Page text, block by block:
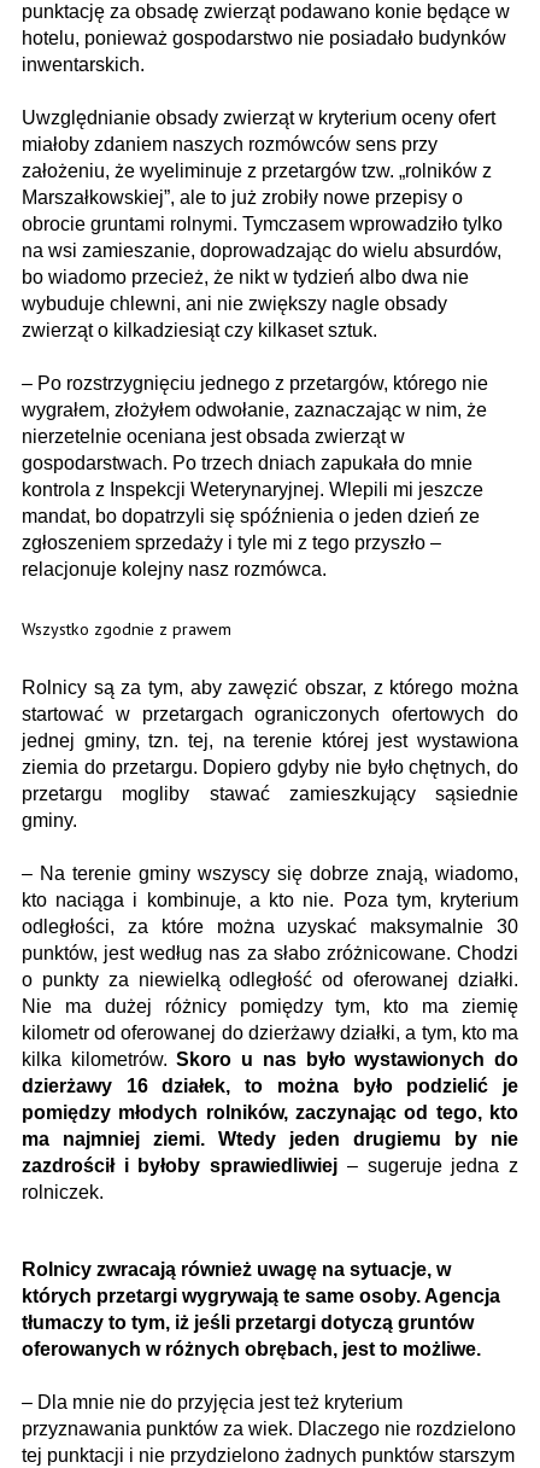
punktację za obsadę zwierząt podawano konie będące w
hotelu, ponieważ gospodarstwo nie posiadało budynków
inwentarskich.
Uwzględnianie obsady zwierząt w kryterium oceny ofert
miałoby zdaniem naszych rozmówców sens przy
założeniu, że wyeliminuje z przetargów tzw. „rolników z
Marszałkowskiej”, ale to już zrobiły nowe przepisy o
obrocie gruntami rolnymi. Tymczasem wprowadziło tylko
na wsi zamieszanie, doprowadzając do wielu absurdów,
bo wiadomo przecież, że nikt w tydzień albo dwa nie
wybuduje chlewni, ani nie zwiększy nagle obsady
zwierząt o kilkadziesiąt czy kilkaset sztuk.
– Po rozstrzygnięciu jednego z przetargów, którego nie
wygrałem, złożyłem odwołanie, zaznaczając w nim, że
nierzetelnie oceniana jest obsada zwierząt w
gospodarstwach. Po trzech dniach zapukała do mnie
kontrola z Inspekcji Weterynaryjnej. Wlepili mi jeszcze
mandat, bo dopatrzyli się spóźnienia o jeden dzień ze
zgłoszeniem sprzedaży i tyle mi z tego przyszło –
relacjonuje kolejny nasz rozmówca.
Wszystko zgodnie z prawem
Rolnicy są za tym, aby zawęzić obszar, z którego można
startować w przetargach ograniczonych ofertowych do
jednej gminy, tzn. tej, na terenie której jest wystawiona
ziemia do przetargu. Dopiero gdyby nie było chętnych, do
przetargu mogliby stawać zamieszkujący sąsiednie
gminy.
– Na terenie gminy wszyscy się dobrze znają, wiadomo,
kto naciąga i kombinuje, a kto nie. Poza tym, kryterium
odległości, za które można uzyskać maksymalnie 30
punktów, jest według nas za słabo zróżnicowane. Chodzi
o punkty za niewielką odległość od oferowanej działki.
Nie ma dużej różnicy pomiędzy tym, kto ma ziemię
kilometr od oferowanej do dzierżawy działki, a tym, kto ma
kilka kilometrów.Skoro u nas było wystawionych do
dzierżawy 16 działek, to można było podzielić je
pomiędzy młodych rolników, zaczynając od tego, kto
ma najmniej ziemi. Wtedy jeden drugiemu by nie
zazdrościł i byłoby sprawiedliwiej – sugeruje jedna z
rolniczek.
Rolnicy zwracają również uwagę na sytuacje, w
których przetargi wygrywają te same osoby. Agencja
tłumaczy to tym, iż jeśli przetargi dotyczą gruntów
oferowanych w różnych obrębach, jest to możliwe.
– Dla mnie nie do przyjęcia jest też kryterium
przyznawania punktów za wiek. Dlaczego nie rozdzielono
tej punktacji i nie przydzielono żadnych punktów starszym